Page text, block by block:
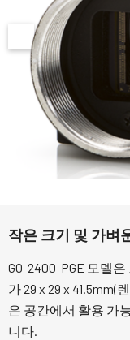
작은 크기 및 가벼
GO-2400-PGE 모델
가 29 x 29 x 41.5mm(
은 공간에서 활용 가
니다.